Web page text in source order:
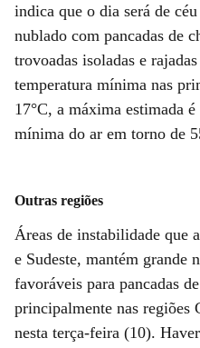
indica que o dia será de
nublado com pancadas de
trovoadas isoladas e
temperatura mínima nas
17°C, a máxima estimada
mínima do ar em torno de
Outras regiões
Áreas de instabilidade que
e Sudeste, mantém grande
favoráveis para pancadas
principalmente nas regiões
nesta terça-feira (10).